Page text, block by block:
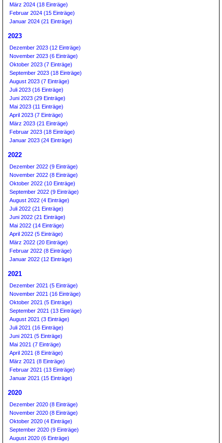
März 2024 (18 Einträge)
Februar 2024 (15 Einträge)
Januar 2024 (21 Einträge)
2023
Dezember 2023 (12 Einträge)
November 2023 (6 Einträge)
Oktober 2023 (7 Einträge)
September 2023 (18 Einträge)
August 2023 (7 Einträge)
Juli 2023 (16 Einträge)
Juni 2023 (29 Einträge)
Mai 2023 (11 Einträge)
April 2023 (7 Einträge)
März 2023 (21 Einträge)
Februar 2023 (18 Einträge)
Januar 2023 (24 Einträge)
2022
Dezember 2022 (9 Einträge)
November 2022 (8 Einträge)
Oktober 2022 (10 Einträge)
September 2022 (9 Einträge)
August 2022 (4 Einträge)
Juli 2022 (21 Einträge)
Juni 2022 (21 Einträge)
Mai 2022 (14 Einträge)
April 2022 (5 Einträge)
März 2022 (20 Einträge)
Februar 2022 (8 Einträge)
Januar 2022 (12 Einträge)
2021
Dezember 2021 (5 Einträge)
November 2021 (16 Einträge)
Oktober 2021 (5 Einträge)
September 2021 (13 Einträge)
August 2021 (3 Einträge)
Juli 2021 (16 Einträge)
Juni 2021 (5 Einträge)
Mai 2021 (7 Einträge)
April 2021 (8 Einträge)
März 2021 (8 Einträge)
Februar 2021 (13 Einträge)
Januar 2021 (15 Einträge)
2020
Dezember 2020 (8 Einträge)
November 2020 (8 Einträge)
Oktober 2020 (4 Einträge)
September 2020 (9 Einträge)
August 2020 (6 Einträge)